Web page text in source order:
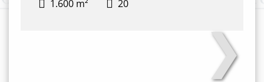
1.600 m² 20
❯